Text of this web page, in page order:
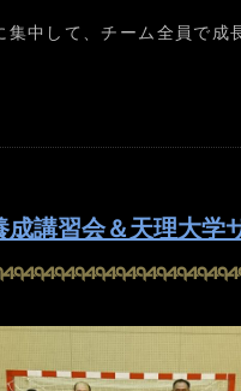
集中して、チーム全員で成
講習会＆天理大学